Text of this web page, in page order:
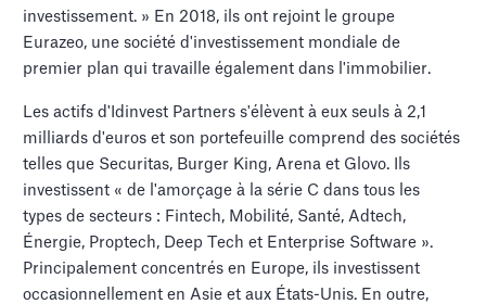
investissement. » En 2018, ils ont rejoint le groupe
Eurazeo, une société d'investissement mondiale de
premier plan qui travaille également dans l'immobilier.
Les actifs d'Idinvest Partners s'élèvent à eux seuls à 2,1
milliards d'euros et son portefeuille comprend des sociétés
telles que Securitas, Burger King, Arena et Glovo. Ils
investissent « de l'amorçage à la série C dans tous les
types de secteurs : Fintech, Mobilité, Santé, Adtech,
Énergie, Proptech, Deep Tech et Enterprise Software ».
Principalement concentrés en Europe, ils investissent
occasionnellement en Asie et aux États-Unis. En outre,